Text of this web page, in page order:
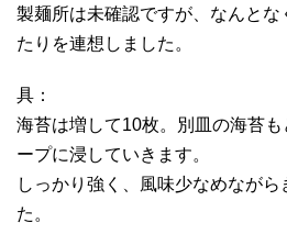
製麺所は未確認ですが、なんと
たりを連想しました。
具：
海苔は増して10枚。別皿の海苔
ープに浸していきます。
しっかり強く、風味少なめなが
た。